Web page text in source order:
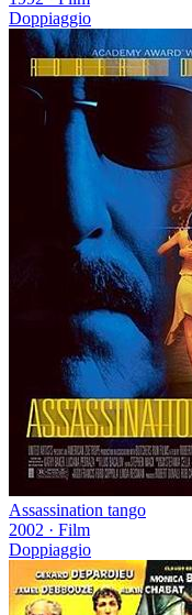
Doppiaggio
Assassination tango
2002 · Film
Doppiaggio